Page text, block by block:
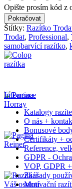
Opište prosím kód z
Pokračovat
Štítky: Razítko
Trodat, Professional,
samobarvící razítko,
Informace
Katalogy
O nás +
Bonusové
Certifikáty +
Reference,
GDPR -
VOP, GDPR
Záasady
Motivační